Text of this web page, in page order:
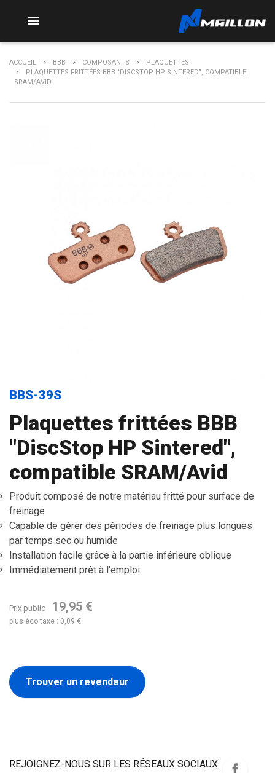

ACCUEIL BBB COMPOSANTS
PLAQUETTES
PLAQUETTES FRITTÉES BBB "DISCSTOP HP SINTERED", COMPATIBLE
SRAM/AVID
BBS-39S
Plaquettes frittées BBB
"DiscStop HP Sintered",
compatible SRAM/Avid
Produit composé de notre matériau fritté pour surface de
freinage
Capable de gérer des périodes de freinage plus longues
par temps sec ou humide
Installation facile grâce à la partie inférieure oblique
Immédiatement prêt à l'emploi
Prix public 19,95 €
plus éco taxe : 0,09 €
Trouver un revendeur
REJOIGNEZ-NOUS SUR LES RÉSEAUX SOCIAUX